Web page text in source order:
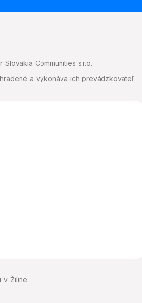
Communities s.r.o.
a vykonáva ich prevádzkovateľ
v Žiline